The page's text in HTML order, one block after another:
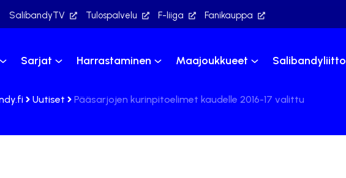
SalibandyTV Tulospalvelu F-liiga Fanikauppa
Sarjat Harrastaminen Maajoukkueet Salibandyliitto
Uutiset Pääsarjojen kurinpitoelimet kaudelle 2016-17 valittu